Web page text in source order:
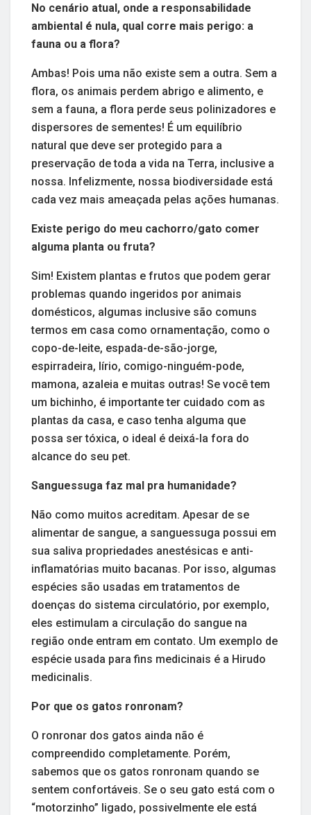
No cenário atual, onde a responsabilidade
ambiental é nula, qual corre mais perigo: a
fauna ou a flora?
Ambas! Pois uma não existe sem a outra. Sem a
flora, os animais perdem abrigo e alimento, e
sem a fauna, a flora perde seus polinizadores e
dispersores de sementes! É um equilíbrio
natural que deve ser protegido para a
preservação de toda a vida na Terra, inclusive a
nossa. Infelizmente, nossa biodiversidade está
cada vez mais ameaçada pelas ações humanas.
Existe perigo do meu cachorro/gato comer
alguma planta ou fruta?
Sim! Existem plantas e frutos que podem gerar
problemas quando ingeridos por animais
domésticos, algumas inclusive são comuns
termos em casa como ornamentação, como o
copo-de-leite, espada-de-são-jorge,
espirradeira, lírio, comigo-ninguém-pode,
mamona, azaleia e muitas outras! Se você tem
um bichinho, é importante ter cuidado com as
plantas da casa, e caso tenha alguma que
possa ser tóxica, o ideal é deixá-la fora do
alcance do seu pet.
Sanguessuga faz mal pra humanidade?
Não como muitos acreditam. Apesar de se
alimentar de sangue, a sanguessuga possui em
sua saliva propriedades anestésicas e anti-
inflamatórias muito bacanas. Por isso, algumas
espécies são usadas em tratamentos de
doenças do sistema circulatório, por exemplo,
eles estimulam a circulação do sangue na
região onde entram em contato. Um exemplo de
espécie usada para fins medicinais é a Hirudo
medicinalis.
Por que os gatos ronronam?
O ronronar dos gatos ainda não é
compreendido completamente. Porém,
sabemos que os gatos ronronam quando se
sentem confortáveis. Se o seu gato está com o
“motorzinho” ligado, possivelmente ele está